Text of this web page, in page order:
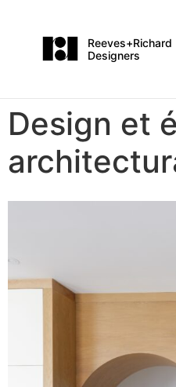
Reeves+Richard
Designers
Design et